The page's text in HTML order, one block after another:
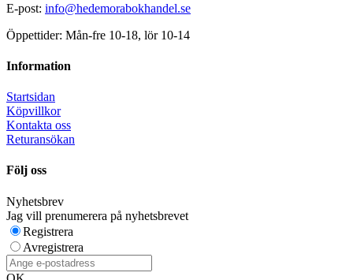
E-post: info@hedemorabokhandel.se
Öppettider: Mån-fre 10-18, lör 10-14
Information
Startsidan
Köpvillkor
Kontakta oss
Returansökan
Följ oss
Nyhetsbrev
Jag vill prenumerera på nyhetsbrevet
Registrera
Avregistrera